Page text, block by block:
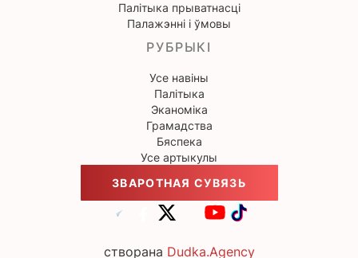
Палітыка прыватнасці
Палажэнні і ўмовы
РУБРЫКІ
Усе навіны
Палітыка
Эканоміка
Грамадства
Бяспека
Усе артыкулы
ЗВАРОТНАЯ СУВЯЗЬ
створана Dudka.Agency